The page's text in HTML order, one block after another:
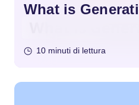
What is
10 minuti di lettura